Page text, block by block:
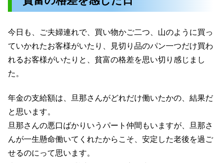
今日も、ご夫婦連れで、買い物かご二つ、山のように買っ
ていかれたお客様がいたり、見切り品のパン一つだけ買わ
れるお客様がいたりと、貧富の格差を思い切り感じまし
た。
年金の支給額は、旦那さんがどれだけ働いたかの、結果だ
と思います。
旦那さんの悪口ばかりいうパート仲間もいますが、旦那さ
んが一生懸命働いてくれたからこそ、安定した老後を過ご
せるのにって思います。